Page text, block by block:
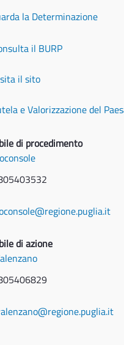
la Determinazione
il BURP
il sito
e Valorizzazione del
di procedimento
di azione